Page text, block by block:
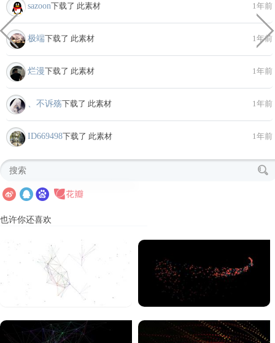
sazoon下载了 此素材 1年前
极端下载了 此素材 1年前
烂漫下载了 此素材 1年前
、不诉殇下载了 此素材 1年前
ID669498下载了 此素材 1年前
也许你还喜欢